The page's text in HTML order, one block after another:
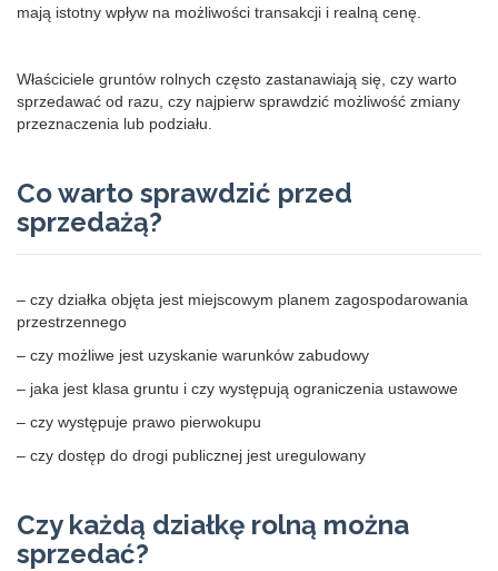
mają istotny wpływ na możliwości transakcji i realną cenę.
Właściciele gruntów rolnych często zastanawiają się, czy warto
sprzedawać od razu, czy najpierw sprawdzić możliwość zmiany
przeznaczenia lub podziału.
Co warto sprawdzić przed
sprzedażą?
– czy działka objęta jest miejscowym planem zagospodarowania
przestrzennego
– czy możliwe jest uzyskanie warunków zabudowy
– jaka jest klasa gruntu i czy występują ograniczenia ustawowe
– czy występuje prawo pierwokupu
– czy dostęp do drogi publicznej jest uregulowany
Czy każdą działkę rolną można
sprzedać?